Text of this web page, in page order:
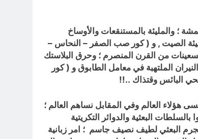
؛ والمليئة بالمستنقعات والأوساخ
سيئة الصيت , و ( كور صب الصفر – النحاس –
من القرن المنصرم ؛ وحرق البلاستك
الملتهبة في معامل الطابوق و ( كور
البائس وقتذاك ..!!
العالم وفي المقابل نساهم العالم ؛
البعثية والدوائر التكريتية
البعثي لطيف نصيف جاسم ؛ امر زبانية